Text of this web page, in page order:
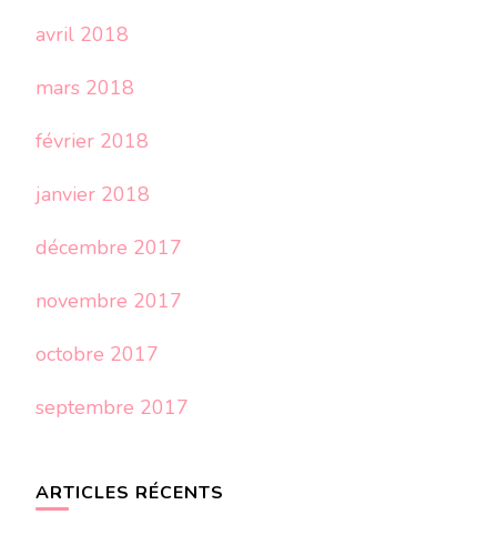
avril 2018
mars 2018
février 2018
janvier 2018
décembre 2017
novembre 2017
octobre 2017
septembre 2017
ARTICLES RÉCENTS